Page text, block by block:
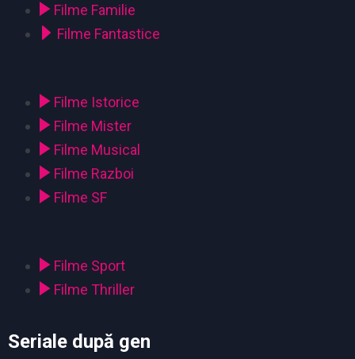
Filme Familie
Filme Fantastice
Filme Istorice
Filme Mister
Filme Musical
Filme Razboi
Filme SF
Filme Sport
Filme Thriller
Seriale după gen